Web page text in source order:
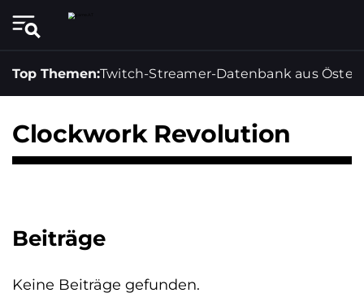
Top Themen:Twitch-Streamer-Datenbank aus
Clockwork Revolution
Beiträge
Keine Beiträge gefunden.